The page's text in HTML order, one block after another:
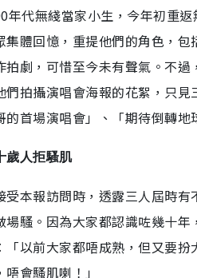
年代無綫當家小生，今年初重
集體回憶，重提他們的角色，
拍劇，可惜至今未有聲氣。不
們拍攝演唱會海報的花絮，只
的首場演唱會」、「期待倒轉地
歲人拒騷肌
受本報訪問時，透露三人屆時
場騷。因為大家都認識咗幾十
「以前大家都唔成熟，但又要
唔會騷肌喇！」